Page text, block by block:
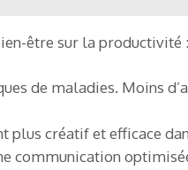
être sur la productivité :
de maladies. Moins
plus créatif et efficace
communication